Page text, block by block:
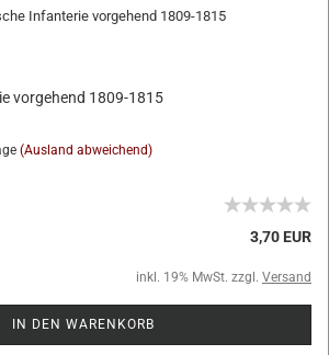
vorgehend 1809-1815
(Ausland abweichend)
3,70 EUR
inkl. 19% MwSt. zzgl. Versand
IN DEN WARENKORB